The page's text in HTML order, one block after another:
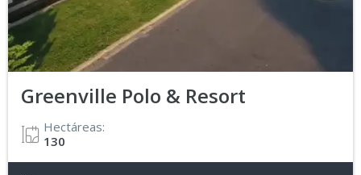
Greenville Polo & Resort
Hectáreas:
130